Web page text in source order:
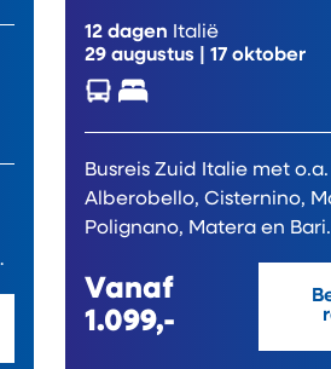
12 dagen Italië
29 augustus
17 oktober
Busreis Zuid Italie met
Alberobello, Cisternino,
Vanaf
1.099,-